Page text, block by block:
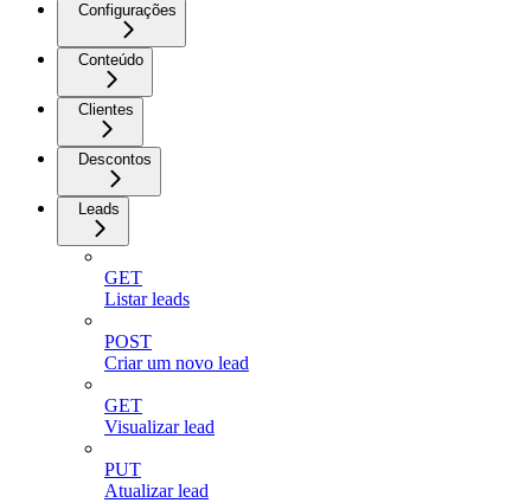
Configurações
Conteúdo
Clientes
Descontos
Leads
GET
Listar leads
POST
Criar um novo lead
GET
Visualizar lead
PUT
Atualizar lead